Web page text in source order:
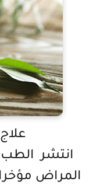
انتشر الطب
المراض